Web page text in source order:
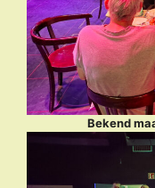
Bekend